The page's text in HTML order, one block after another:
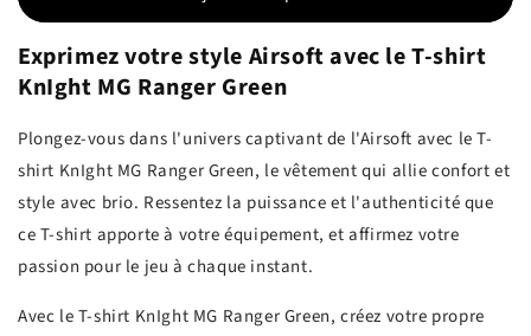
Exprimez votre style Airsoft avec le T-shirt
KnIght MG Ranger Green
Plongez-vous dans l'univers captivant de l'Airsoft avec le T-
shirt KnIght MG Ranger Green, le vêtement qui allie confort et
style avec brio. Ressentez la puissance et l'authenticité que
ce T-shirt apporte à votre équipement, et affirmez votre
passion pour le jeu à chaque instant.
Avec le T-shirt KnIght MG Ranger Green, créez votre propre